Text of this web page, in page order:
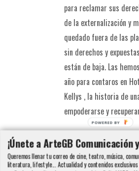
para reclamar sus
de la externalización y
quedado fuera de las
sin derechos y
están de baja. Las
año para contaros en
Kellys , la historia de
empoderarse y
¡Únete a ArteGB Comunicación
Queremos llenar tu correo de cine, teatro, música,
literatura, lifestyle... Actualidad y contenidos
POWERED BY